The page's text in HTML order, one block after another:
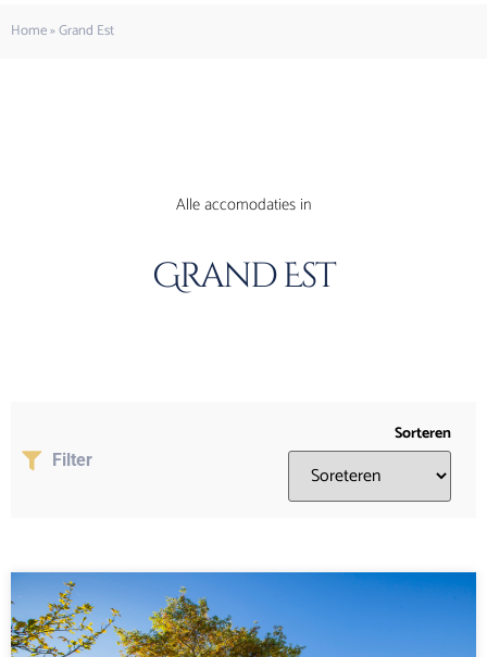
Home»Grand Est
Alle accomodaties in
Grand Est
Filter
Sorteren